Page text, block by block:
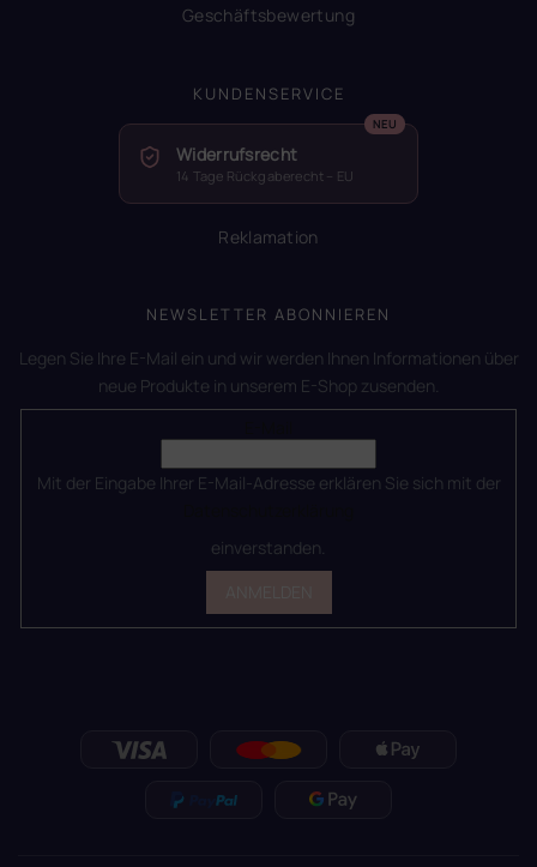
Geschäftsbewertung
KUNDENSERVICE
Widerrufsrecht
14 Tage Rückgaberecht – EU
Reklamation
NEWSLETTER ABONNIEREN
Legen Sie Ihre E-Mail ein und wir werden Ihnen Informationen über
neue Produkte in unserem E-Shop zusenden.
Mit der Eingabe Ihrer E-Mail-Adresse erklären Sie sich mit der
einverstanden.